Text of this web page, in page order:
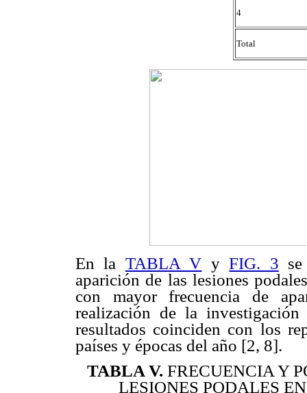
4
Total
En la TABLA V yFIG. 3
aparición de las lesiones
con mayor frecuencia de
realización de la
resultados coinciden con los
países y épocas del año [2, 8].
TABLA V. FRECUENCIA Y
LESIONES PODALES